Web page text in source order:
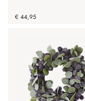
€ 44,95